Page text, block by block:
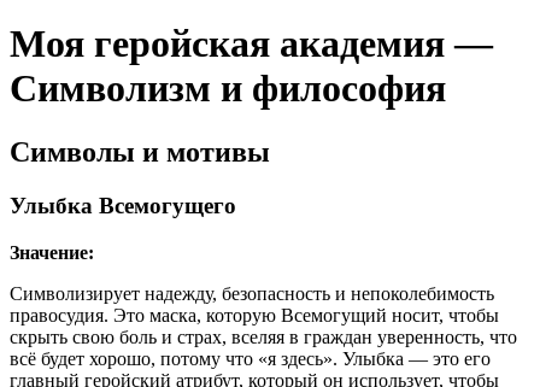
Моя геройская академия —
Символизм и философия
Символы и мотивы
Улыбка Всемогущего
Значение:
Символизирует надежду, безопасность и непоколебимость
правосудия. Это маска, которую Всемогущий носит, чтобы
скрыть свою боль и страх, вселяя в граждан уверенность, что
всё будет хорошо, потому что «я здесь». Улыбка — это его
главный геройский атрибут, который он использует, чтобы